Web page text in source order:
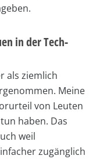
in der Tech-
als ziemlich
Meine
von Leuten
haben. Das
weil
zugänglich